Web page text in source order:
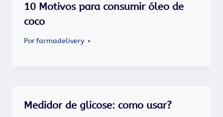
10 Motivos para consumir óleo de
coco
Porfarmadelivery
Medidor de glicose: como usar?